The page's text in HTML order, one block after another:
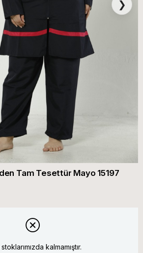
❯
Tam Tesettür Mayo 15197
kalmamıştır.